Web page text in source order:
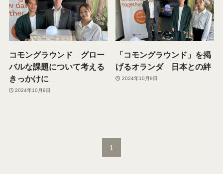
コモングラウンド グロー
バルな課題について考える
きっかけに
2024年10月9日
「コモングラウンド」を掲
げるオランダ 日本との絆
2024年10月8日
1